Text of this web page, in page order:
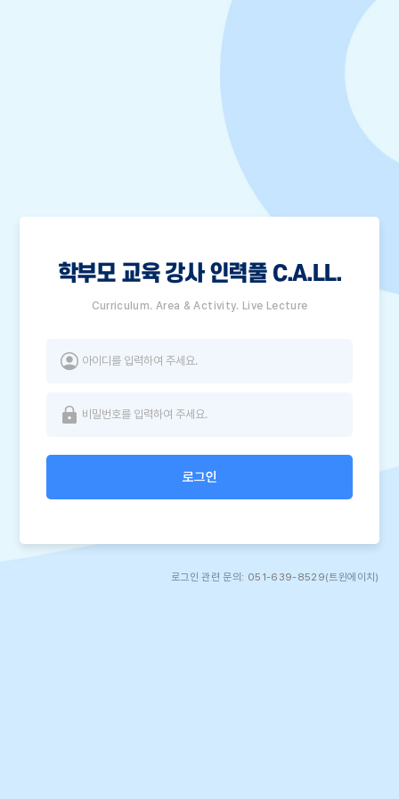
학부모 교육 강사 인력풀 C.A.LL.
Curriculum. Area & Activity. Live Lecture
로그인
로그인 관련 문의: 051-639-8529(트윈에이치)